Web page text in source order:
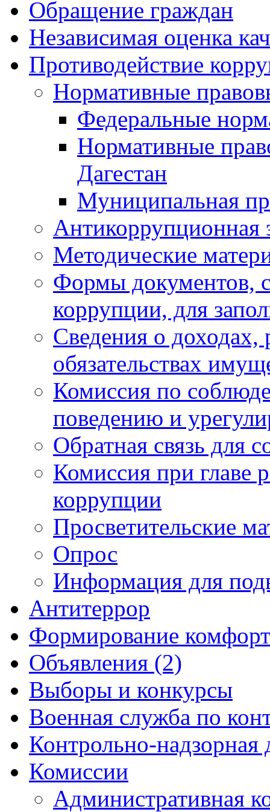
Обращение граждан
Независимая оценка
Противодействие
Нормативные
Федеральные
Нормативные
Дагестан
Муниципальная
Антикоррупционная
Методические
Формы документов,
коррупции, для
Сведения о доходах,
обязательствах
Комиссия по
поведению и
Обратная связь для
Комиссия при главе
коррупции
Просветительские
Опрос
Информация для
Антитеррор
Формирование
Объявления (2)
Выборы и конкурсы
Военная служба по
Контрольно-надзорная
Комиссии
Административная